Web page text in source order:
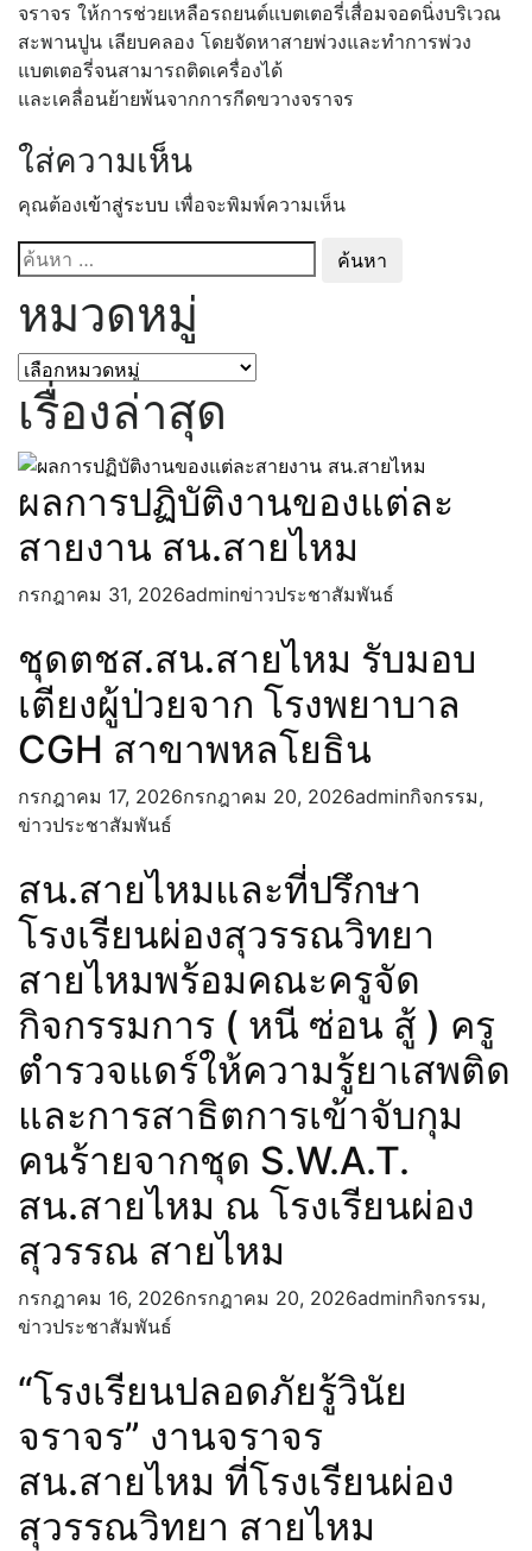
จราจร ให้การช่วยเหลือรถยนต์แบตเตอรี่เสื่อมจอดนิ่งบริเวณ
สะพานปูน เลียบคลอง โดยจัดหาสายพ่วงและทำการพ่วง
แบตเตอรี่จนสามารถติดเครื่องได้
และเคลื่อนย้ายพ้นจากการกีดขวางจราจร
ใส่ความเห็น
คุณต้องเข้าสู่ระบบ เพื่อจะพิมพ์ความเห็น
ค้นหา
สำหรับ:
หมวดหมู่
หมวด
หมู่
เรื่องล่าสุด
ผลการปฏิบัติงานของแต่ละ
สายงาน สน.สายไหม
กรกฎาคม 31, 2026adminข่าวประชาสัมพันธ์
ชุดตชส.สน.สายไหม รับมอบ
เตียงผู้ป่วยจาก โรงพยาบาล
CGH สาขาพหลโยธิน
กรกฎาคม 17, 2026กรกฎาคม 20, 2026adminกิจกรรม,
ข่าวประชาสัมพันธ์
สน.สายไหมและที่ปรึกษา
โรงเรียนผ่องสุวรรณวิทยา
สายไหมพร้อมคณะครูจัด
กิจกรรมการ ( หนี ซ่อน สู้ ) ครู
ตำรวจแดร์ให้ความรู้ยาเสพติด
และการสาธิตการเข้าจับกุม
คนร้ายจากชุด S.W.A.​T.​
สน.สายไหม ณ โรงเรียนผ่อง
สุวรรณ สายไหม
กรกฎาคม 16, 2026กรกฎาคม 20, 2026adminกิจกรรม,
ข่าวประชาสัมพันธ์
“โรงเรียนปลอดภัยรู้วินัย
จราจร” งานจราจร
สน.สายไหม ที่โรงเรียนผ่อง
สุวรรณวิทยา สายไหม